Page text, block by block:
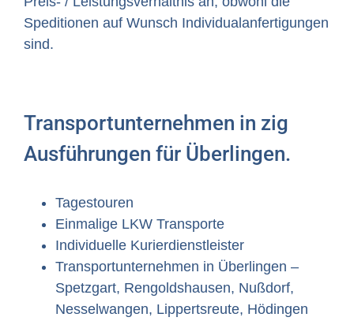
Speditionen auf Wunsch Individualanfertigungen
sind.
Transportunternehmen in zig
Ausführungen für Überlingen.
Tagestouren
Einmalige LKW Transporte
Individuelle Kurierdienstleister
Transportunternehmen in Überlingen –
Spetzgart, Rengoldshausen, Nußdorf,
Nesselwangen, Lippertsreute, Hödingen